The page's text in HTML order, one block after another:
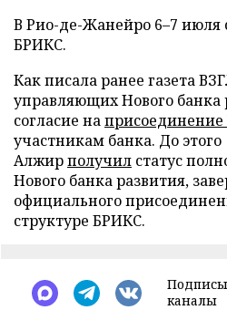
В Рио-де-Жанейро 6–7 июля
БРИКС.
Как писала ранее газета
управляющих Нового банка
согласие наприсоединение
участникам банка. До этого
Алжирполучил статус
Нового банка развития,
официального
структуре БРИКС.
каналы